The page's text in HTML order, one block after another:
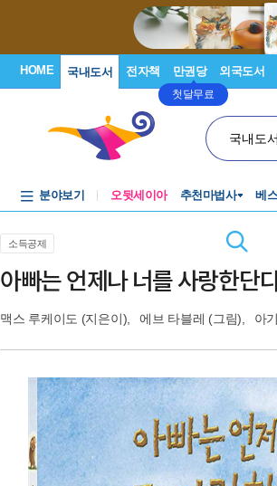
HOME 국내도서 전자책 만권당
첫달무료
외국도서
국내도
분야보기 오뒷세이아 추천마법사 베
소득공제
아빠는 언제나 너를 사랑한단
맥스 루케이도 (지은이), 에브 타블레 (그림), 아